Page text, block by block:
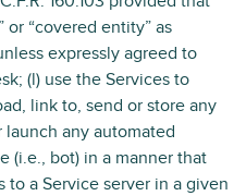
or “covered entity” as
expressly agreed to
(l) use the Services to
link to, send or store any
launch any automated
(i.e., bot) in a manner that
to a Service server in a given